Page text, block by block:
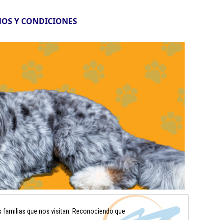
Y CONDICIONES
que nos visitan. Reconociendo que